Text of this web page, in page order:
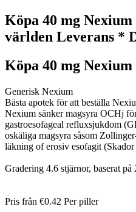
Köpa 40 mg
världen Leverans *
Köpa 40 mg
Generisk Nexium
Bästa apotek för att beställa
Nexium sänker magsyra OCHj
gastroesofageal refluxsjukdom
oskäliga magsyra såsom
läkning of erosiv esofagit
Gradering 4.6 stjärnor, baserat på
Pris från €0.42 Per piller